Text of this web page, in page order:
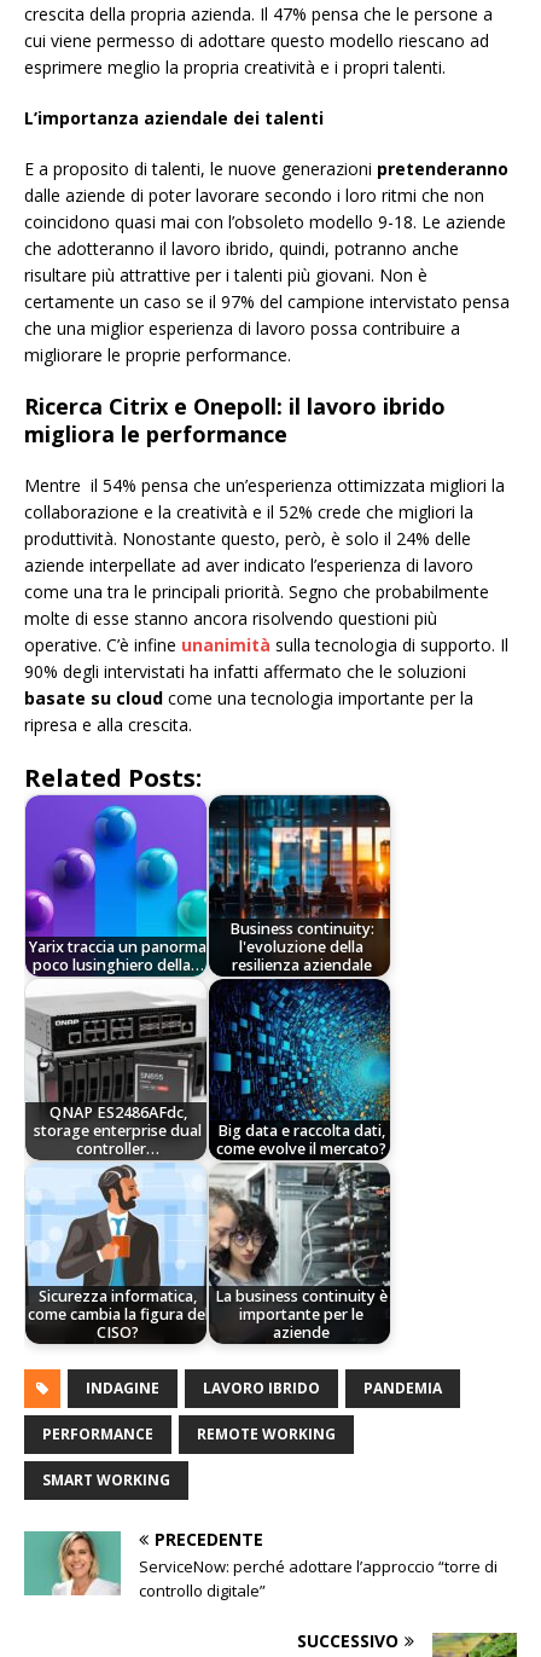
crescita della propria azienda. Il 47% pensa che le persone a
cui viene permesso di adottare questo modello riescano ad
esprimere meglio la propria creatività e i propri talenti.
L’importanza aziendale dei talenti
E a proposito di talenti, le nuove generazioni pretenderanno
dalle aziende di poter lavorare secondo i loro ritmi che non
coincidono quasi mai con l’obsoleto modello 9-18. Le aziende
che adotteranno il lavoro ibrido, quindi, potranno anche
risultare più attrattive per i talenti più giovani. Non è
certamente un caso se il 97% del campione intervistato pensa
che una miglior esperienza di lavoro possa contribuire a
migliorare le proprie performance.
Ricerca Citrix e Onepoll: il lavoro ibrido
migliora le performance
Mentre il 54% pensa che un’esperienza ottimizzata migliori la
collaborazione e la creatività e il 52% crede che migliori la
produttività. Nonostante questo, però, è solo il 24% delle
aziende interpellate ad aver indicato l’esperienza di lavoro
come una tra le principali priorità. Segno che probabilmente
molte di esse stanno ancora risolvendo questioni più
operative. C’è infine unanimità sulla tecnologia di supporto. Il
90% degli intervistati ha infatti affermato che le soluzioni
basate su cloud come una tecnologia importante per la
ripresa e alla crescita.
Related Posts:
Yarix traccia un panorma
poco lusinghiero della…
Business continuity:
l'evoluzione della
resilienza aziendale
QNAP ES2486AFdc,
storage enterprise dual
controller…
Big data e raccolta dati,
come evolve il mercato?
Sicurezza informatica,
come cambia la figura del
CISO?
La business continuity è
importante per le
aziende
INDAGINE LAVORO IBRIDO PANDEMIA
PERFORMANCE REMOTE WORKING
SMART WORKING
PRECEDENTE
ServiceNow: perché adottare l’approccio “torre di
controllo digitale”
SUCCESSIVO